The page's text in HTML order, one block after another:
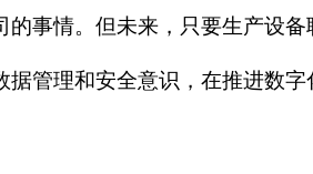
事情。但未来，只要生产设
管理和安全意识，在推进数